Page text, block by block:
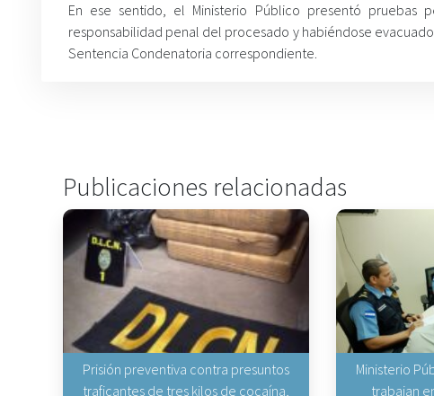
En ese sentido, el Ministerio Público presentó pruebas
responsabilidad penal del procesado y habiéndose
Sentencia Condenatoria correspondiente.
Publicaciones relacionadas
Prisión preventiva contra presuntos
traficantes de tres kilos de cocaína,
Ministerio
trabajan